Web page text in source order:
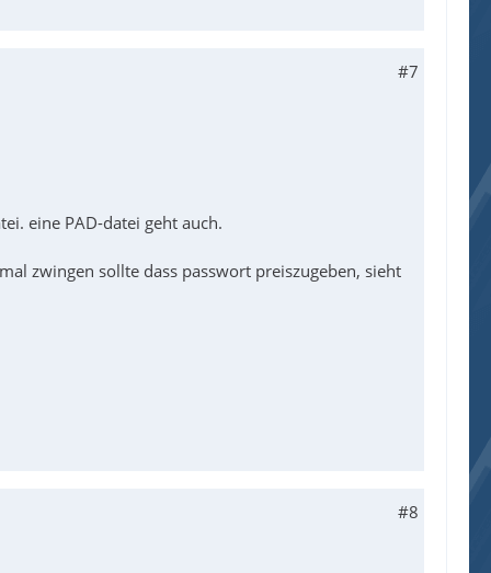
#7
eine PAD-datei geht auch.
zwingen sollte dass passwort preiszugeben, sieht
#8